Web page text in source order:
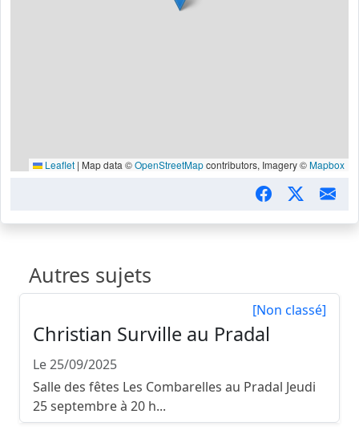
Leaflet | Map data ©OpenStreetMapcontributors, Imagery ©Mapbox
Autres sujets
[Non classé]
Christian Surville au Pradal
Le 25/09/2025
Salle des fêtes Les Combarelles au Pradal Jeudi
25 septembre à 20 h...